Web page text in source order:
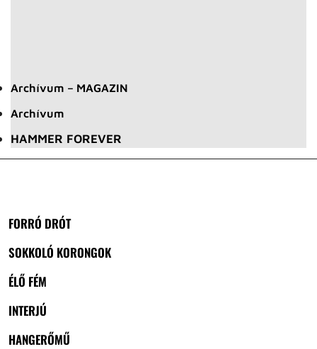
Archívum – MAGAZIN
Archívum
HAMMER FOREVER
FORRÓ DRÓT
SOKKOLÓ KORONGOK
ÉLŐ FÉM
INTERJÚ
HANGERŐMŰ